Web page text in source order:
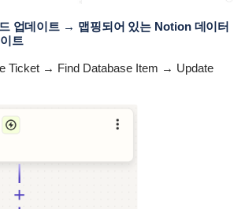
업데이트 → 맵핑되어 있는 Notion 데이터
트
Ticket → Find Database Item → Update